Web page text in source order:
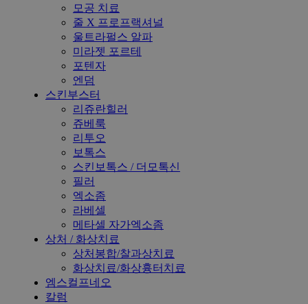
모공 치료
줄 X 프로프랙셔널
울트라펄스 알파
미라젯 포르테
포텐자
엔덤
스킨부스터
리쥬란힐러
쥬베룩
리투오
보톡스
스킨보톡스 / 더모톡신
필러
엑소좀
라베셀
메타셀 자가엑소좀
상처 / 화상치료
상처봉합/찰과상치료
화상치료/화상흉터치료
엠스컬프네오
칼럼